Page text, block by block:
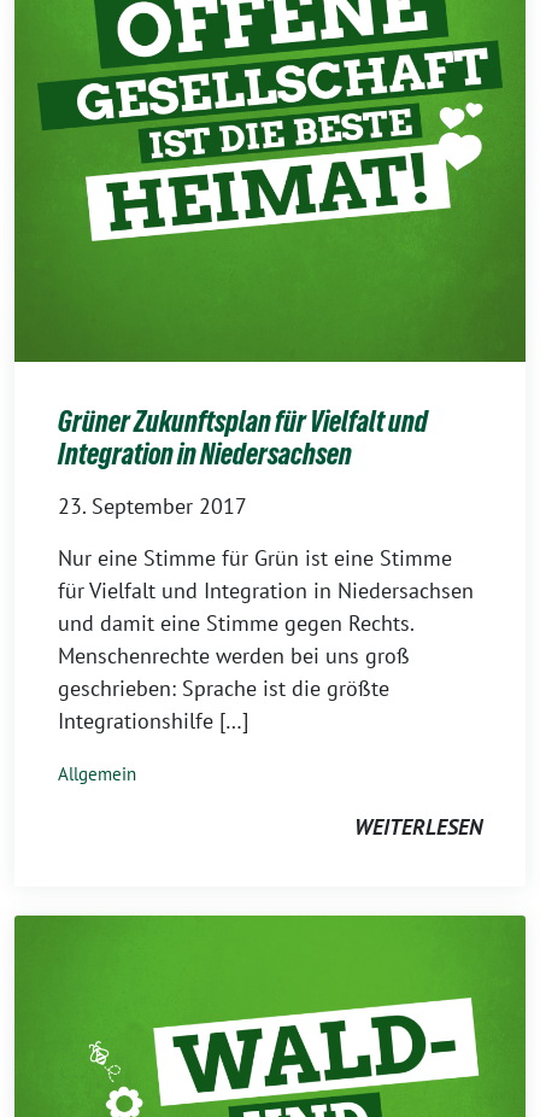
Grüner Zukunftsplan für Vielfalt und
Integration in Niedersachsen
23. September 2017
Nur eine Stimme für Grün ist eine Stimme
für Vielfalt und Integration in Niedersachsen
und damit eine Stimme gegen Rechts.
Menschenrechte werden bei uns groß
geschrieben: Sprache ist die größte
Integrationshilfe […]
Allgemein
WEITERLESEN